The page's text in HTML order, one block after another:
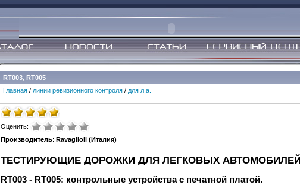
RT003, RT005
Главная / линии ревизионного контроля / для л.а.
Оценить:
Производитель: Ravaglioli (Италия)
ТЕСТИРУЮЩИЕ ДОРОЖКИ ДЛЯ ЛЕГКОВЫХ АВТОМОБИЛЕЙ
RT003 - RT005: контрольные устройства с печатной платой.